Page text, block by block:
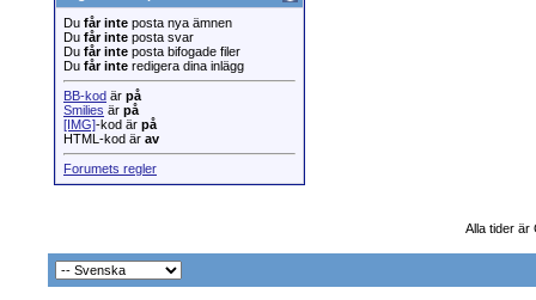
Du får inte posta nya ämnen
Du får inte posta svar
Du får inte posta bifogade filer
Du får inte redigera dina inlägg
BB-kod är på
Smilies är på
[IMG]-kod är på
HTML-kod är av
Forumets regler
Alla tider är